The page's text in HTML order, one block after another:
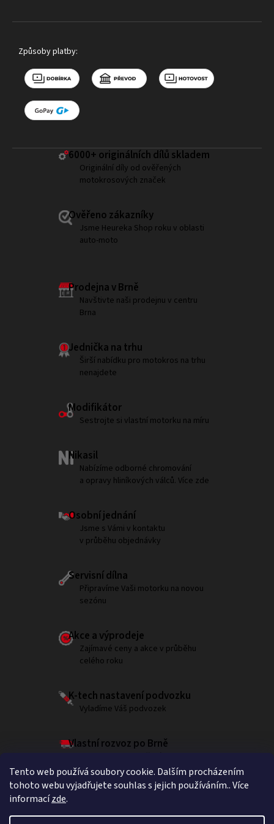
Tento web používá soubory cookie. Dalším procházením
tohoto webu vyjadřujete souhlas s jejich používáním.. Více
informacízde.
Způsoby platby:
6000+ ​originálních dílů skladem
Originální díly od ověřených
motokrosových značek
Ověřeno zákazníky
Jsme Heureka Shop roku v oblasti
auto-moto
Prodejna v Brně
Navštivte naši prodejnu v centru
Brna
Jednička na trhu
Širší nabídku pro motokros na trhu
nenajdete
Modifikátor
Sestrojte si vlastní motorku na míru
Nikasil
Nabízíme odborné chromování
a opravy hliníkových válců. Více zde
Osobní jednání
Jsme s Vámi v kontaktu
v průběhu objednávky
Servisní dílna
Připravíme Vaši motorku na novou
sezónu
Akce a výprodeje
Zajímavé ceny a akce v průběhu
celého roku
K-tech nastavení podvozku
Vyladíme Váš podvozek
Vlastní rozvoz po Brně
Garantujeme doručení do 180 minut